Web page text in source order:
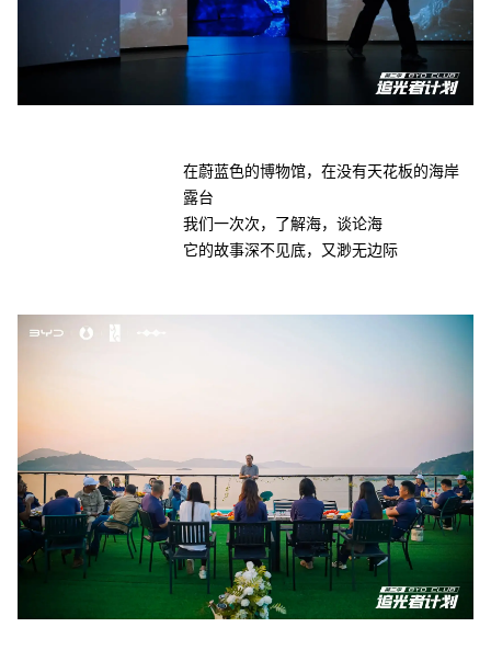
在蔚蓝色的博物馆，在没有天花板的海岸
露台
我们一次次，了解海，谈论海
它的故事深不见底，又渺无边际